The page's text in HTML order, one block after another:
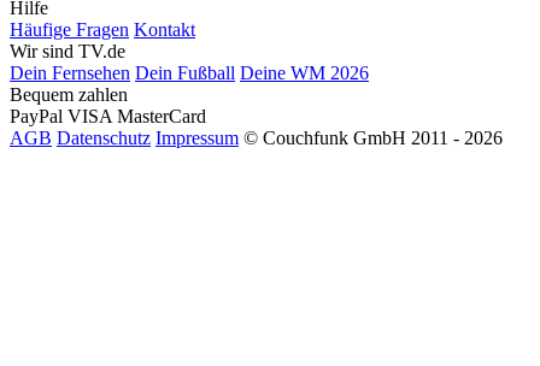
Hilfe
Häufige Fragen Kontakt
Wir sind TV.de
Dein Fernsehen Dein Fußball Deine WM 2026
Bequem zahlen
PayPal VISA MasterCard
AGB Datenschutz Impressum © Couchfunk GmbH 2011 - 2026